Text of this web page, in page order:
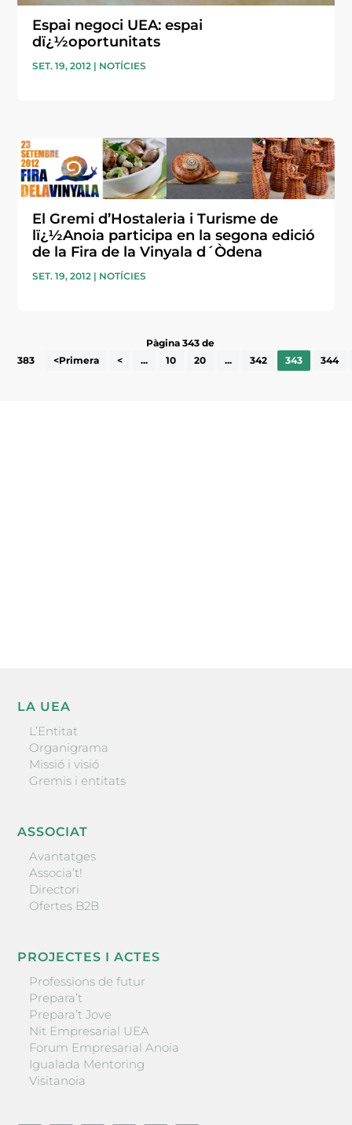
Espai negoci UEA: espai
dï¿½oportunitats
SET. 19, 2012 | NOTÍCIES
El Gremi d’Hostaleria i Turisme de
lï¿½Anoia participa en la segona edició
de la Fira de la Vinyala d´Òdena
SET. 19, 2012 | NOTÍCIES
Pàgina 343 de
383
<Primera < ... 10 20 ... 342 343 344
LA UEA
L’Entitat
Organigrama
Missió i visió
Gremis i entitats
ASSOCIAT
Avantatges
Associa’t!
Directori
Ofertes B2B
PROJECTES I ACTES
Professions de futur
Prepara’t
Prepara’t Jove
Nit Empresarial UEA
Forum Empresarial Anoia
Igualada Mentoring
Visitanoia